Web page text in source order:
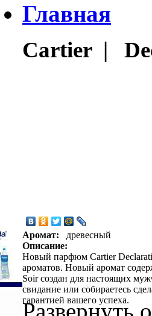
Главная
Cartier |
Аромат:
древесный
Описание:
Новый парфюм Cartier
ароматов. Новый аромат
Soir создан для настоящих
свидание или собираетесь
гарантией вашего успеха.